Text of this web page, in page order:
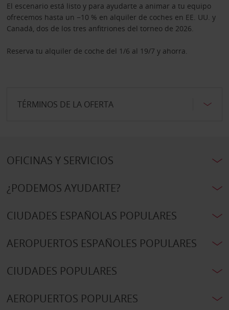
El escenario está listo y para ayudarte a animar a tu equipo
ofrecemos hasta un −10 % en alquiler de coches en EE. UU. y
Canadá, dos de los tres anfitriones del torneo de 2026.
Reserva tu alquiler de coche del 1/6 al 19/7 y ahorra.
TÉRMINOS DE LA OFERTA
OFICINAS Y SERVICIOS
¿PODEMOS AYUDARTE?
CIUDADES ESPAÑOLAS POPULARES
AEROPUERTOS ESPAÑOLES POPULARES
CIUDADES POPULARES
AEROPUERTOS POPULARES